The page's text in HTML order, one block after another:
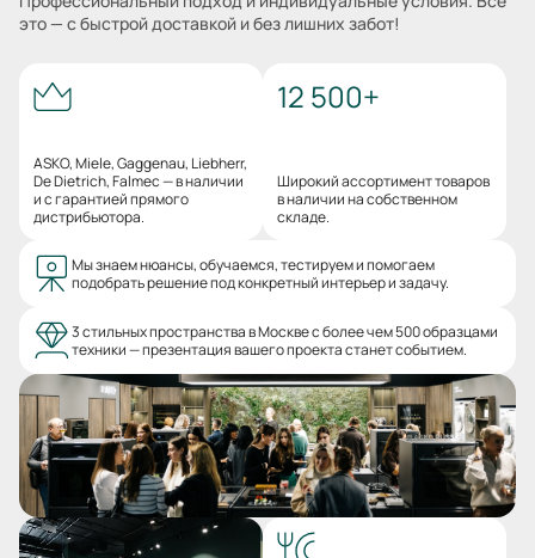
это — с быстрой доставкой и без лишних забот!
ASKO, Miele, Gaggenau, Liebherr,
De Dietrich, Falmec — в наличии
и с гарантией прямого
дистрибьютора.
12 500+
Широкий ассортимент товаров
в наличии на собственном
складе.
Мы знаем нюансы, обучаемся, тестируем и помогаем
подобрать решение под конкретный интерьер и задачу.
3 стильных пространства в Москве с более чем 500 образцами
техники — презентация вашего проекта станет событием.